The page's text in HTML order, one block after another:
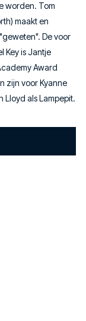
worden. Tom
maakt en
De voor
Key is Jantje
Award
zijn voor Kyanne
Lloyd als Lampepit.